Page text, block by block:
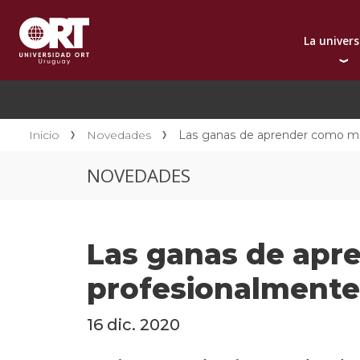
La
Presentación
Reconocimientos
Contacto
Inicio Novedades Las ganas de aprender como
NOVEDADES
Las ganas de
profesionalmente
16 dic. 2020